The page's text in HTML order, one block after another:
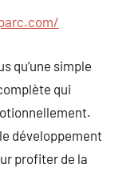
qu’une simple
qui
développement
profiter de la